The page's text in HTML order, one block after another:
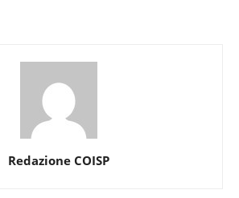
Redazione COISP